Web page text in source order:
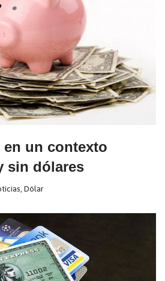
en un contexto
sin dólares
, Dólar